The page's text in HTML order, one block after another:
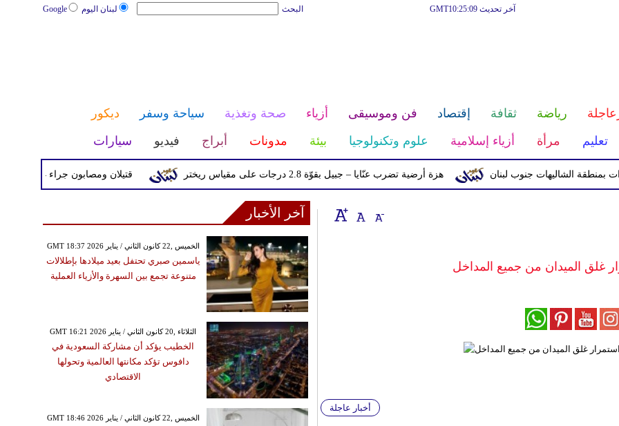
لبنان اليوم Google البحث آخر تحديث GMT10:25:09
رياضة ثقافة إقتصاد فن وموسيقى أزياء صحة وتغذية سياحة وسفر
ديكور
تعليم مرأة أزياء إسلامية علوم وتكنولوجيا بيئة مدونات أبراج فيديو سيارات
قتيلان ومصابون جراء 14 غارة إسرائيلية على شرق وجنوب لبنان هزة أرضية تضرب عنّايا – جبيل بقوّة 2.8 درجات على مقياس ريختر الشاليهات جنوب لبنان
غلق الميدان من جميع المداخل
أخبار عاجلة
آخر الأخبار
GMT 18:37 2026 الخميس ,22 كانون الثاني / يناير
ياسمين صبري تحتفل بعيد ميلادها بإطلالات
متنوعة تجمع بين السهرة والأزياء العملية
GMT 16:21 2026 الثلاثاء ,20 كانون الثاني / يناير
الخطيب يؤكد أن مشاركة السعودية في
دافوس تؤكد مكانتها العالمية وتحولها
الاقتصادي
GMT 18:46 2026 الخميس ,22 كانون الثاني / يناير